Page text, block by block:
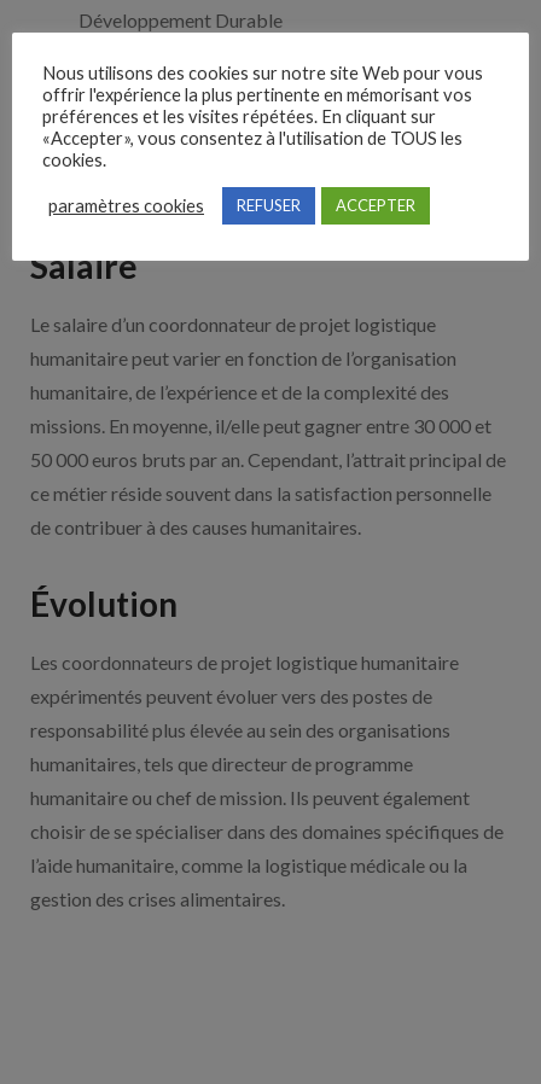
Développement Durable
Diplôme universitaire en Gestion de Crise et Aide
Humanitaire
Formation professionnelle certifiée en Logistique
Salaire
Le salaire d’un coordonnateur de projet logistique
humanitaire peut varier en fonction de l’organisation
humanitaire, de l’expérience et de la complexité des
missions. En moyenne, il/elle peut gagner entre 30 000 et
50 000 euros bruts par an. Cependant, l’attrait principal de
ce métier réside souvent dans la satisfaction personnelle
de contribuer à des causes humanitaires.
Évolution
Les coordonnateurs de projet logistique humanitaire
expérimentés peuvent évoluer vers des postes de
responsabilité plus élevée au sein des organisations
humanitaires, tels que directeur de programme
humanitaire ou chef de mission. Ils peuvent également
choisir de se spécialiser dans des domaines spécifiques de
l’aide humanitaire, comme la logistique médicale ou la
gestion des crises alimentaires.
Nous utilisons des cookies sur notre site Web pour vous
offrir l'expérience la plus pertinente en mémorisant vos
préférences et les visites répétées. En cliquant sur
«Accepter», vous consentez à l'utilisation de TOUS les
cookies.
paramètres cookies REFUSER ACCEPTER